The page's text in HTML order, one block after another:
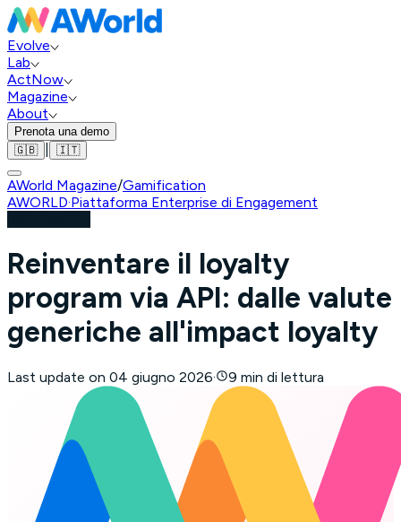
Evolve
Lab
ActNow
Magazine
About
Prenota una demo
🇬🇧
🇮🇹
AWorld Magazine/Gamification
AWORLD·Piattaforma Enterprise di Engagement
Reinventare il loyalty
program via API: dalle valute
generiche all'impact loyalty
Last update on 04 giugno 2026· 9 min di lettura